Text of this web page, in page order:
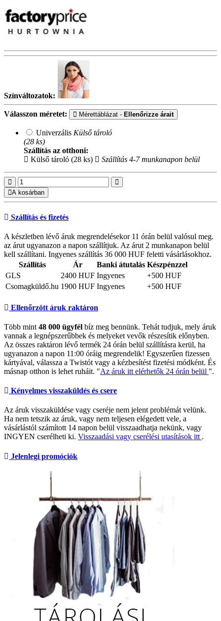
Színváltozatok:
Válasszon méretet: Mérettáblázat - Ellenőrizze árait
Univerzális Külső tároló
(28 ks)
Szállítás az otthoni:
Külső tároló (28 ks)
Szállítás 4-7 munkanapon belül
A kosárban
Szállítás és fizetés
A készletben lévő áruk megrendelésekor 11 órán belül valósul meg.
az árut ugyanazon a napon szállítjuk. Az árut 2 munkanapon belül
kell szállítani. Ingyenes szállítás 36 000 HUF feletti vásárlásokhoz.
Szállítás
Ár Banki átutalás Készpénzzel
GLS
2400 HUF Ingyenes
+500 HUF
Csomagküldő.hu 1900 HUF Ingyenes +500 HUF
Ellenőrzött áruk raktáron
Több mint 48 000 ügyfél bíz meg bennünk. Tehát tudjuk, mely áruk
vannak a legnépszerűbbek és melyeket vevők részesítik előnyben.
Az összes raktáron lévő termék 24 órán belül szállításra kerül, ha
ugyanazon a napon 11:00 óráig megrendelik! Egyszerűen fizessen
kártyával, válassza a Twistót vagy a kézbesítést fizetési módként. És
másnap otthon is lehet ruháit. "Az áruk itt elérhetők 24 órán belül ".
Kényelmes visszaküldés és csere
Az áruk visszaküldése vagy cseréje nem jelent problémát velünk.
Ha nem tetszik az áruk, vagy nem teljesen elégedett vele, a
vásárlástól számított 14 napon belül visszaadhatja nekünk, vagy
INGYEN cserélheti ki. Visszaadási vagy cserélési utasítások itt .
Jelenlegi promóciók